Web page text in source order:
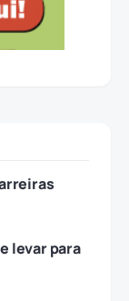
levar para